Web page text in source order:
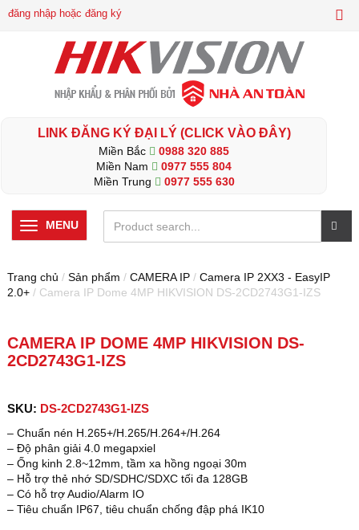
đăng nhập hoặc đăng ký
LINK ĐĂNG KÝ ĐẠI LÝ (CLICK VÀO ĐÂY)
Miền Bắc
0988 320 885
Miền Nam
0977 555 804
Miền Trung
0977 555 630
MENU
Trang chủ / Sản phẩm / CAMERA IP / Camera IP 2XX3 - EasyIP
2.0+ / Camera IP Dome 4MP HIKVISION DS-2CD2743G1-IZS
CAMERA IP DOME 4MP HIKVISION DS-
2CD2743G1-IZS
SKU: DS-2CD2743G1-IZS
– Chuẩn nén H.265+/H.265/H.264+/H.264
– Độ phân giải 4.0 megapxiel
– Ống kinh 2.8~12mm, tầm xa hồng ngoại 30m
– Hỗ trợ thẻ nhớ SD/SDHC/SDXC tối đa 128GB
– Có hỗ trợ Audio/Alarm IO
– Tiêu chuẩn IP67, tiêu chuẩn chống đập phá IK10